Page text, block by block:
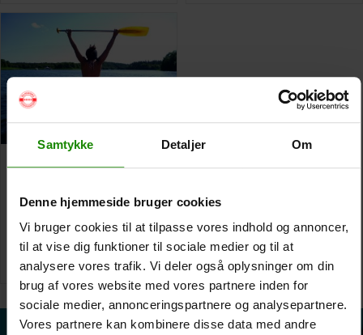
Samtykke Detaljer Om
Denne hjemmeside bruger cookies
Vi bruger cookies til at tilpasse vores indhold og annoncer,
til at vise dig funktioner til sociale medier og til at
analysere vores trafik. Vi deler også oplysninger om din
brug af vores website med vores partnere inden for
sociale medier, annonceringspartnere og analysepartnere.
Vores partnere kan kombinere disse data med andre
3 day trip
From: From:2.480,00 kr.
Read more